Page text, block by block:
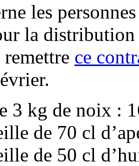
les
la distribution
ce
3 kg de noix :
de 70 cl
de 50 cl